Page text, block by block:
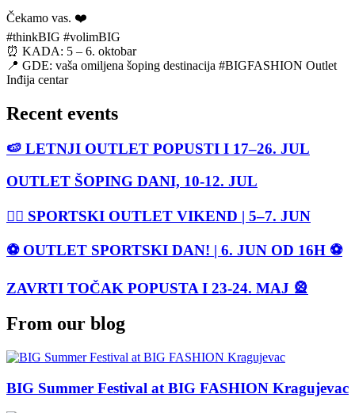
Čekamo vas. ❤️
#thinkBIG #volimBIG
⏰ KADA: 5 – 6. oktobar
📍 GDE: vaša omiljena šoping destinacija #BIGFASHION Outlet
Inđija centar
Recent events
🍉 LETNJI OUTLET POPUSTI I 17–26. JUL
OUTLET ŠOPING DANI, 10-12. JUL
🏃‍♀️ SPORTSKI OUTLET VIKEND | 5–7. JUN
⚽ OUTLET SPORTSKI DAN! | 6. JUN OD 16H ⚽
ZAVRTI TOČAK POPUSTA I 23-24. MAJ 🎡
From our blog
BIG Summer Festival at BIG FASHION Kragujevac